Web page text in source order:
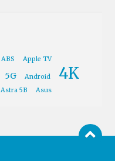
ABS Apple TV
5G Android 4K
Astra 5B Asus